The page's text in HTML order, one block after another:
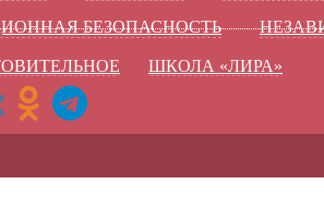
БЕЗОПАСНОСТЬ
ШКОЛА «ЛИРА»